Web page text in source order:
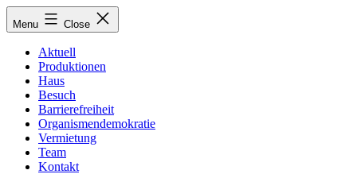
Skip
toMenu Close
Aktuell
Produktionen
Haus
Besuch
Barrierefreiheit
Organismendemokratie
Vermietung
Team
Kontakt